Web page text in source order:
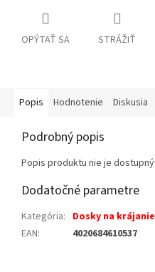
OPÝTAŤ SA STRÁŽIŤ
Popis Hodnotenie Diskusia
Podrobný popis
Popis produktu nie je dostupný
Dodatočné parametre
Kategória: Dosky na krájanie
EAN: 4020684610537